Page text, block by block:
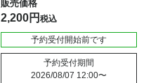
2,200 税込
予約受付開始前です
予約受付期間
2026/08/07 12:00〜